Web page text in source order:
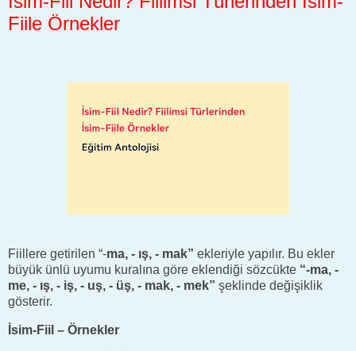
Fiile Örnekler
Fiillere getirilen “-ma, - ış, - mak” ekleriyle yapılır. Bu ekler
büyük ünlü uyumu kuralına göre eklendiği sözcükte “-ma, -
me, - ış, - iş, - uş, - üş, - mak, - mek” şeklinde değişiklik
gösterir.
İsim-Fiil – Örnekler